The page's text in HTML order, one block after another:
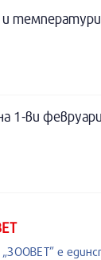
температури
1-ви
е